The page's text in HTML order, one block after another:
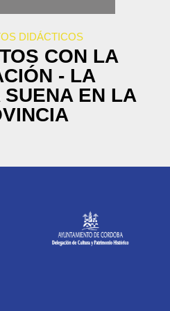
DIDÁCTICOS
CON LA
- LA
SUENA EN LA